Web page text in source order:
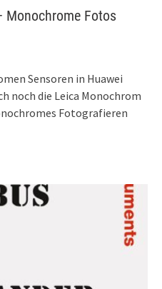
Monochrome Fotos
Sensoren in Huawei
noch die Leica Monochrom
Fotografieren